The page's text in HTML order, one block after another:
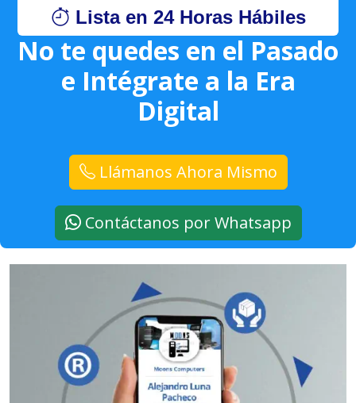
Lista en 24 Horas Hábiles
No te quedes en el Pasado
e Intégrate a la Era
Digital
Llámanos Ahora Mismo
Contáctanos por Whatsapp